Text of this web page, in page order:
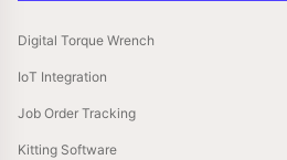
Digital Torque Wrench
IoT Integration
Job Order Tracking
Kitting Software